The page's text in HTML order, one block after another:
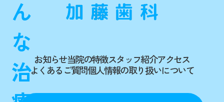
ん
な
治 お知らせ当院の特徴スタッフ紹介アクセス
よくあるご質問個人情報の取り扱いについて